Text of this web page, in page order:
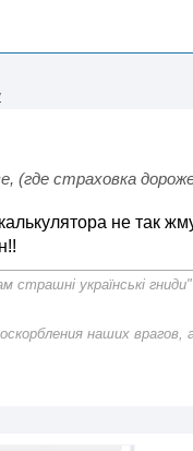
(где страховка
не так
страшні українські гниди"
наших врагов,